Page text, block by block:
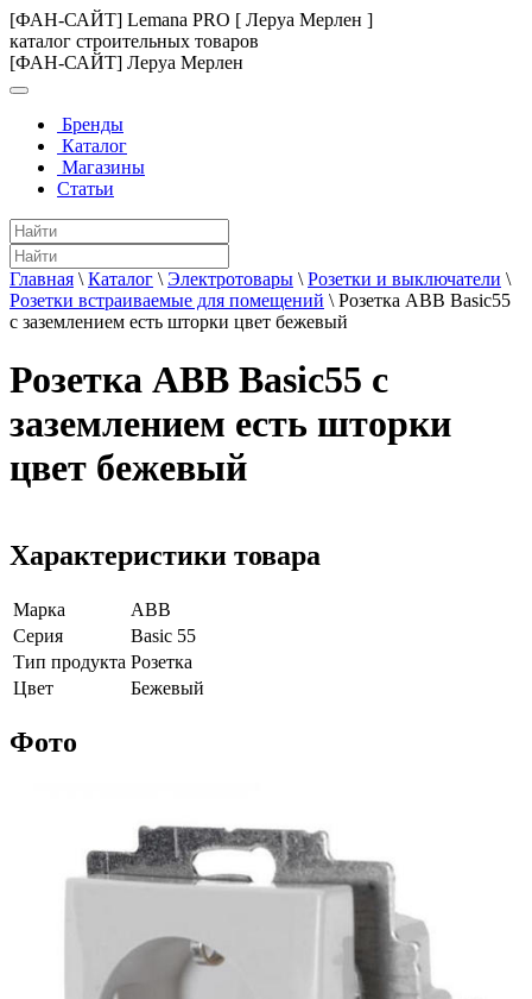
[ФАН-САЙТ] Lemana PRO [ Леруа Мерлен ]
каталог строительных товаров
[ФАН-САЙТ] Леруа Мерлен
Бренды
Каталог
Магазины
Статьи
Главная \ Каталог \ Электротовары \ Розетки и выключатели \
Розетки встраиваемые для помещений \ Розетка ABB Basic55
с заземлением есть шторки цвет бежевый
Розетка ABB Basic55 с
заземлением есть шторки
цвет бежевый
Характеристики товара
Марка
ABB
Серия
Basic 55
Тип продукта Розетка
Цвет
Бежевый
Фото